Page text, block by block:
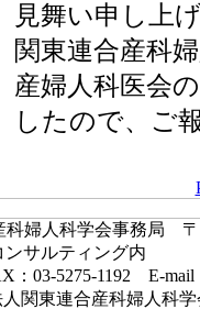
見舞い申し上
関東連合産科
産婦人科医会
したので、ご
婦人科学会事務局 〒
サルティング内
：03-5275-1192 E-mail
関東連合産科婦人科